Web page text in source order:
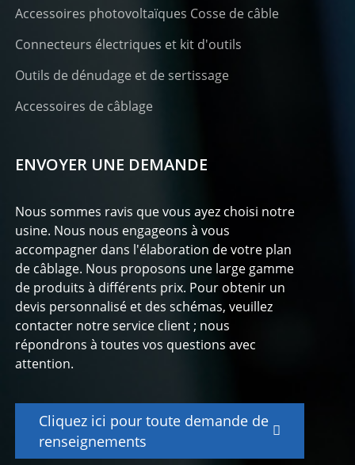
Accessoires photovoltaïques Cosse de câble
Connecteurs électriques et kit d'outils
Outils de dénudage et de sertissage
Accessoires de câblage
ENVOYER UNE DEMANDE
Nous sommes ravis que vous ayez choisi notre
usine. Nous nous engageons à vous
accompagner dans l'élaboration de votre plan
de câblage. Nous proposons une large gamme
de produits à différents prix. Pour obtenir un
devis personnalisé et des schémas, veuillez
contacter notre service client ; nous
répondrons à toutes vos questions avec
attention.
Cliquez ici pour toute demande de
renseignements